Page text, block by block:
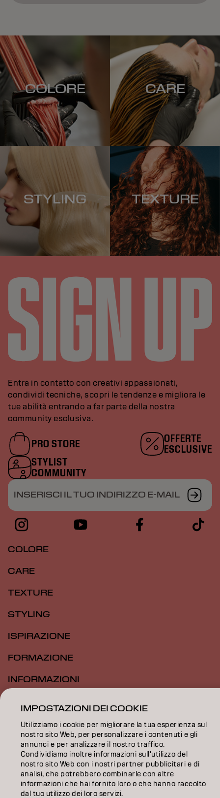
COLORE CARE
STYLING TEXTURE
Entra in contatto con creativi appassionati,
condividi tecniche, scopri le tendenze e migliora le
tue abilità entrando a far parte della nostra
community esclusiva.
PRO STORE
OFFERTE
ESCLUSIVE
STYLIST
COMMUNITY
INSERISCI IL TUO INDIRIZZO E-MAIL
COLORE
CARE
TEXTURE
STYLING
ISPIRAZIONE
FORMAZIONE
INFORMAZIONI
DIVENTA PARTNER
CONTATTACI
ImprontaPrivacy PolicyCookie PolicyTermini di utilizzo
Accessibilità
IMPOSTAZIONI DEI COOKIE
Utilizziamo i cookie per migliorare la tua esperienza sul
nostro sito Web, per personalizzare i contenuti e gli
annunci e per analizzare il nostro traffico.
Condividiamo inoltre informazioni sull'utilizzo del
nostro sito Web con i nostri partner pubblicitari e di
analisi, che potrebbero combinarle con altre
informazioni che hai fornito loro o che hanno raccolto
dal tuo utilizzo dei loro servizi.